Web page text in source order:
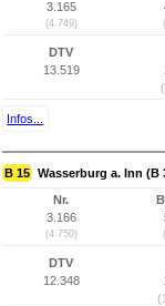
3.165
(4.749)
DTV
13.519
Infos...
B 15 Wasserburg a. Inn (B
Nr.
3.166
(4.750)
DTV
12.348